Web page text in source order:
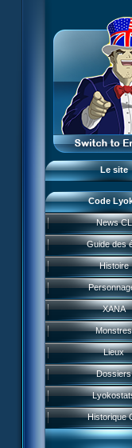
Le site
Visite
Contact
L'équipe
Code
News CL
Guide des
Histoire
XANA
Monstres
Lieux
Dossiers
Historique
News CL
Guide des
Histoire
Acteurs
XANA
Monstres
Lieux
Dossiers
Garage
Bande
CL
Musiques
Vidéos
Renders &
Jeu FR3